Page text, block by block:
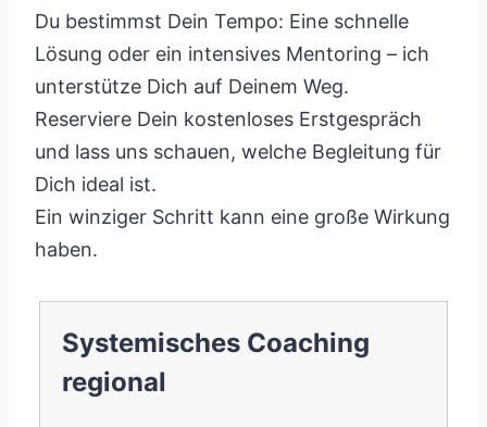
Du bestimmst Dein Tempo: Eine schnelle
Lösung oder ein intensives Mentoring – ich
unterstütze Dich auf Deinem Weg.
Reserviere Dein kostenloses Erstgespräch
und lass uns schauen, welche Begleitung für
Dich ideal ist.
Ein winziger Schritt kann eine große Wirkung
haben.
Systemisches Coaching
regional